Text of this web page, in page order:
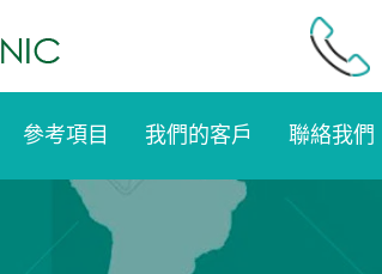
參考項目 我們的客戶 聯絡我們